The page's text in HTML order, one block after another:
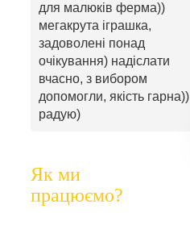
для малюків ферма))
мегакрута іграшка,
задоволені понад
очікування) надіслати
вчасно, з вибором
допомогли, якість гарна))
радую)
Як ми
працюємо?